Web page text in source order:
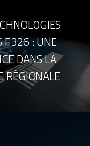
F326 : UNE
DANS LA
RÉGIONALE